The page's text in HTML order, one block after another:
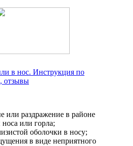
в нос. Инструкция по
отзывы
или раздражение в районе
или горла;
оболочки в носу;
в виде неприятного